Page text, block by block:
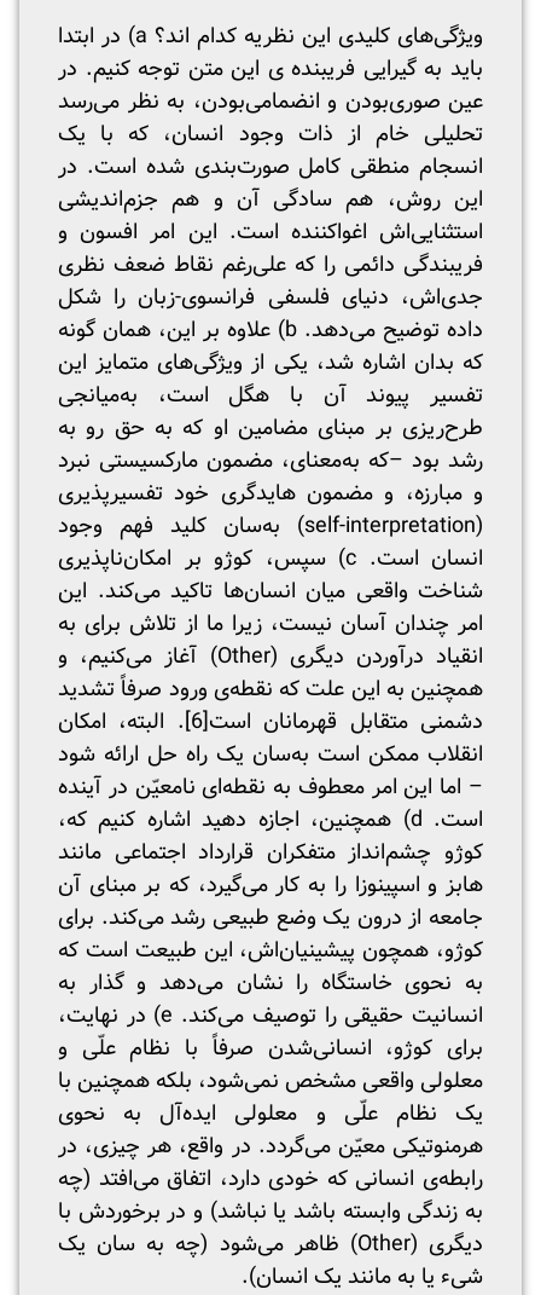
ویژگی‌های کلیدی این نظریه کدام اند؟ a) در ابتدا
باید به گیرایی فریبنده ی این متن توجه کنیم. در
عین صوری‌بودن و انضمامی‌بودن، به نظر می‌رسد
تحلیلی خام از ذات وجود انسان، که با یک
انسجام منطقی کامل صورت‌بندی شده است. در
این روش، هم سادگی آن و هم جزم‌اندیشی
استثنایی‌اش اغواکننده است. این امر افسون و
فریبندگی دائمی را که علی‌رغم نقاط ضعف نظری
جدی‌اش، دنیای فلسفی فرانسوی-زبان را شکل
داده توضیح می‌دهد. b) علاوه بر این، همان گونه
که بدان اشاره شد، یکی از ویژگی‌های متمایز این
تفسیر پیوند آن با هگل است، به‌میانجی
طرح‌ریزی بر مبنای مضامین او که به حق رو به
رشد بود –که به‌معنای، مضمون مارکسیستی نبرد
و مبارزه، و مضمون هایدگری خود تفسیرپذیری
(self-interpretation) به‌سان کلید فهم وجود
انسان است. c) سپس، کوژو بر امکان‌ناپذیری
شناخت واقعی میان انسان‌ها تاکید می‌کند. این
امر چندان آسان نیست، زیرا ما از تلاش برای به
انقیاد درآوردن دیگری (Other) آغاز می‌کنیم، و
همچنین به این علت که نقطه‌ی ورود صرفاً تشدید
دشمنی متقابل قهرمانان است[6]
. البته، امکان
انقلاب ممکن است به‌سان یک راه حل ارائه شود
– اما این امر معطوف به نقطه‌ای نامعیّن در آینده
است. d) همچنین، اجازه دهید اشاره کنیم که،
کوژو چشم‌انداز متفکران قرارداد اجتماعی مانند
هابز و اسپینوزا را به کار می‌گیرد، که بر مبنای آن
جامعه از درون یک وضع طبیعی رشد می‌کند. برای
کوژو، همچون پیشینیان‌اش، این طبیعت است که
به نحوی خاستگاه را نشان می‌دهد و گذار به
انسانیت حقیقی را توصیف می‌کند. e) در نهایت،
برای کوژو، انسانی‌شدن صرفاً با نظام علّی و
معلولی واقعی مشخص نمی‌شود، بلکه همچنین با
یک نظام علّی و معلولی ایده‌آل به نحوی
هرمنوتیکی معیّن می‌گردد. در واقع، هر چیزی، در
رابطه‌ی انسانی که خودی دارد، اتفاق می‌افتد (چه
به زندگی وابسته باشد یا نباشد) و در برخوردش با
دیگری (Other) ظاهر می‌شود (چه به سان یک
شیء یا به مانند یک انسان).